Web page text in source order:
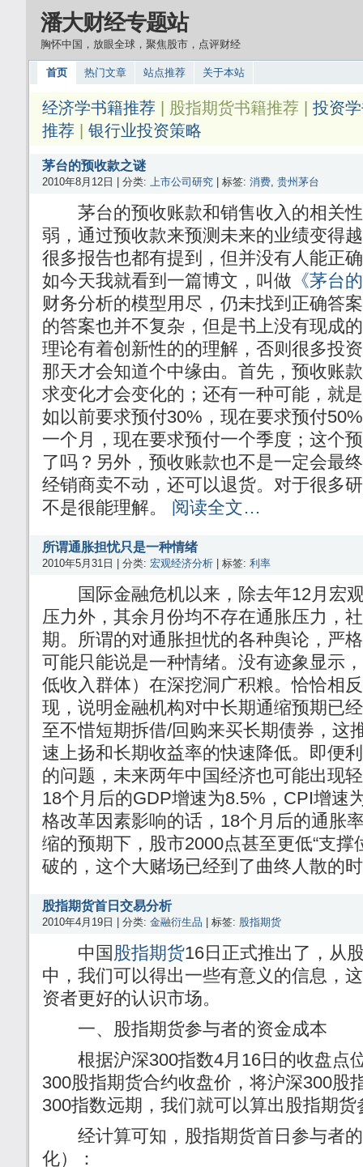
潘大财经专题站
胸怀中国，放眼全球，聚焦股市，点评财经
首页 热门文章 站点推荐 关于本站
经济学书籍推荐 | 股指期货书籍推荐 | 投资
推荐
银行业投资策略
茅台的预收款之谜
2010年8月12日 | 分类: 上市公司研究 | 标签: 消费, 贵州茅台
茅台的预收账款和销售收入的相关性
弱，通过预收款来预测未来的业绩变得
很多报告也都有提到，但并没有人能正
如今天我就看到一篇博文，叫做 《茅台
财务分析的模型用尽，仍未找到正确答
的答案也并不复杂，但是书上没有现成
理论有着创新性的的理解，否则很多投
那天才会知道个中缘由。首先，预收账
求变化才会变化的；还有一种可能，就
如以前要求预付30%，现在要求预付
一个月，现在要求预付一个季度；这个
了吗？另外，预收账款也不是一定会最
经销商卖不动，还可以退货。对于很多
不是很能理解。 阅读全文…
所谓通胀担忧只是一种情绪
2010年5月31日 | 分类: 宏观经济分析 | 标签: 利率
国际金融危机以来，除去年12月宏
压力外，其余月份均不存在通胀压力，
期。所谓的对通胀担忧的各种舆论，严
可能只能说是一种情绪。没有迹象显示
低收入群体）在深挖洞广积粮。恰恰相
现，说明金融机构对中长期通缩预期已
至不惜短期拆借/回购来买长期债券，这
速上扬和长期收益率的快速降低。即便
的问题，未来两年中国经济也可能出现
18个月后的GDP增速为8.5%，CPI增速
格改革因素影响的话，18个月后的通胀
缩的预期下，股市2000点甚至更低“支撑
破的，这个大赌场已经到了曲终人散的
股指期货首日交易分析
2010年4月19日 | 分类: 金融衍生品 | 标签: 股指期货
中国 股指期货16日正式推出了，从
中，我们可以得出一些有意义的信息，
资者更好的认识市场。
一、股指期货参与者的资金成本
根据沪深300指数4月16日的收盘点
300股指期货合约收盘价，将沪深300股
300指数远期，我们就可以算出股指期
经计算可知，股指期货首日参与者的
化）：